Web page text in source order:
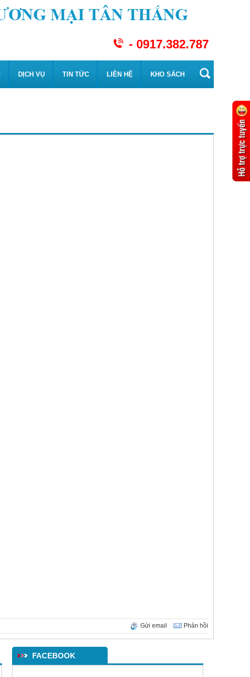
- 0917.382.787
DỊCH VỤ TIN TỨC LIÊN HỆ KHO SÁCH
Gửi email Phản hồi
FACEBOOK